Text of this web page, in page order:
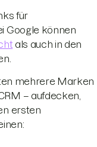
für
Google können
als auch in den
mehrere Marken
– aufdecken,
ersten